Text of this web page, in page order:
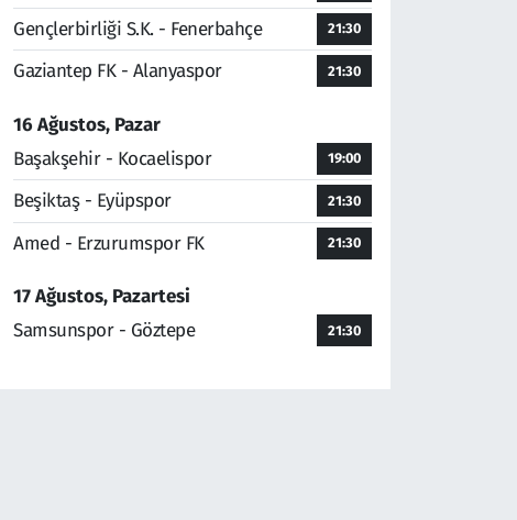
Gençlerbirliği S.K. - Fenerbahçe 21:30
Gaziantep FK - Alanyaspor 21:30
16 Ağustos, Pazar
Başakşehir - Kocaelispor
19:00
Beşiktaş - Eyüpspor 21:30
Amed - Erzurumspor FK 21:30
17 Ağustos, Pazartesi
Samsunspor - Göztepe
21:30